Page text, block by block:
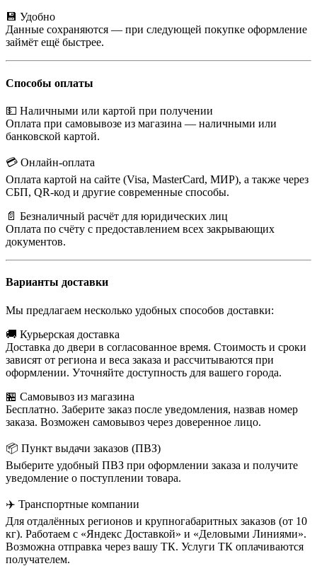
💾 Удобно
Данные сохраняются — при следующей покупке оформление
займёт ещё быстрее.
Способы оплаты
💵 Наличными или картой при получении
Оплата при самовывозе из магазина — наличными или
банковской картой.
💳 Онлайн-оплата
Оплата картой на сайте (Visa, MasterCard, МИР), а также через
СБП, QR-код и другие современные способы.
📄 Безналичный расчёт для юридических лиц
Оплата по счёту с предоставлением всех закрывающих
документов.
Варианты доставки
Мы предлагаем несколько удобных способов доставки:
🚚 Курьерская доставка
Доставка до двери в согласованное время. Стоимость и сроки
зависят от региона и веса заказа и рассчитываются при
оформлении. Уточняйте доступность для вашего города.
🏪 Самовывоз из магазина
Бесплатно. Заберите заказ после уведомления, назвав номер
заказа. Возможен самовывоз через доверенное лицо.
📦 Пункт выдачи заказов (ПВЗ)
Выберите удобный ПВЗ при оформлении заказа и получите
уведомление о поступлении товара.
✈️ Транспортные компании
Для отдалённых регионов и крупногабаритных заказов (от 10
кг). Работаем с «Яндекс Доставкой» и «Деловыми Линиями».
Возможна отправка через вашу ТК. Услуги ТК оплачиваются
получателем.